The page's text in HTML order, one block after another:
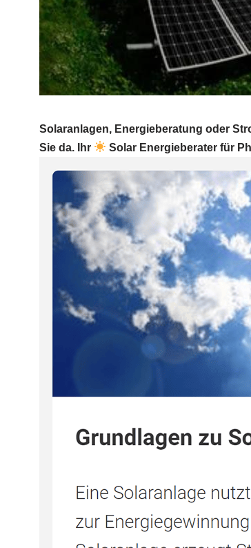
Solaranlagen, Energieberatung oder
Sie da. Ihr
Solar Energieberater für